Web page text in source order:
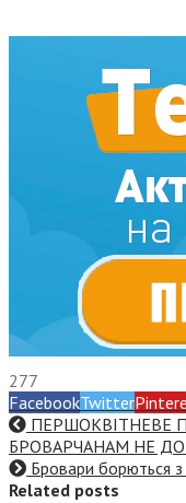
277
FacebookTwitter
ПЕРШОКВІТНЕВЕ
БРОВАРЧАНАМ НЕ ДО
Бровари борються
Related posts